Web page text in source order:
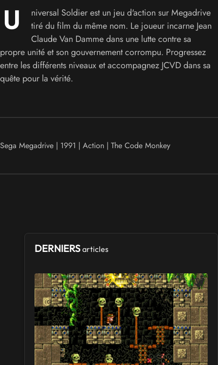
U
niversal Soldier est un jeu d'action sur Megadrive
tiré du film du même nom. Le joueur incarne Jean
Claude Van Damme dans une lutte contre sa
propre unité et son gouvernement corrompu. Progressez
entre les différents niveaux et accompagnez JCVD dans sa
quête pour la vérité.
Sega Megadrive | 1991 | Action | The Code Monkey
DERNIERS articles